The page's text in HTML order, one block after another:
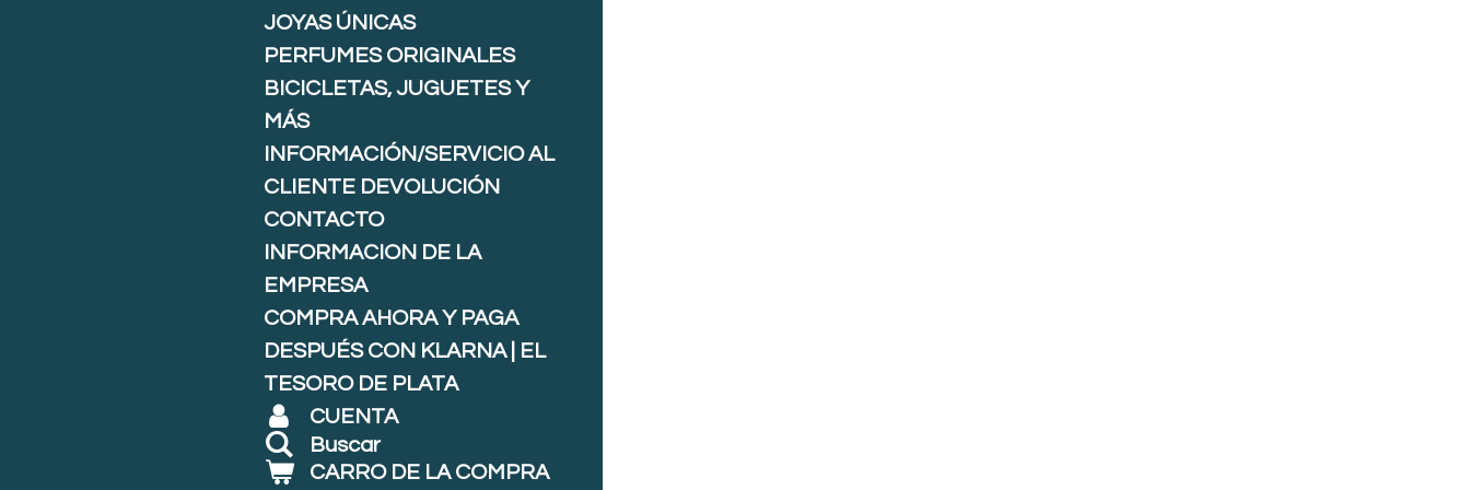
JOYAS ÚNICAS
PERFUMES ORIGINALES
BICICLETAS, JUGUETES Y
MÁS
INFORMACIÓN/SERVICIO AL
CLIENTE DEVOLUCIÓN
CONTACTO
INFORMACION DE LA
EMPRESA
COMPRA AHORA Y PAGA
DESPUÉS CON KLARNA | EL
TESORO DE PLATA
CUENTA
Buscar
CARRO DE LA COMPRA